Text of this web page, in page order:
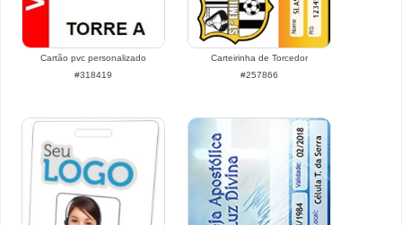
Cartão pvc personalizado
#318419
Carteirinha de Torcedor
#257866